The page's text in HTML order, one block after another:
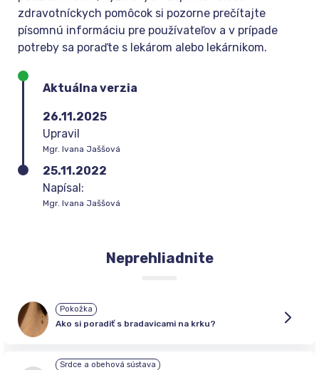
zdravotníckych pomôcok si pozorne prečítajte
písomnú informáciu pre používateľov a v prípade
potreby sa poraďte s lekárom alebo lekárnikom.
Aktuálna verzia
26.11.2025
Upravil
Mgr. Ivana Jaššová
25.11.2022
Napísal:
Mgr. Ivana Jaššová
Neprehliadnite
Pokožka
Ako si poradiť s bradavicami na krku?
Srdce a obehová sústava